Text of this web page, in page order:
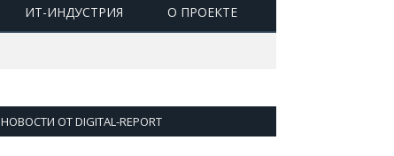
ИТ-ИНДУСТРИЯ О ПРОЕКТЕ
НОВОСТИ ОТ DIGITAL-REPORT